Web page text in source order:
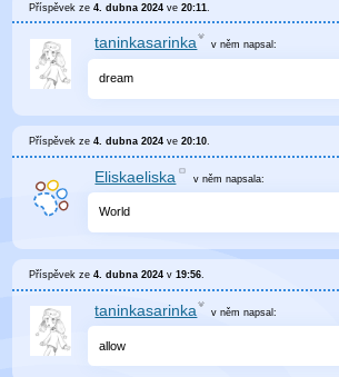
Příspěvek ze4. dubna 2024 ve20:11
taninkasarinka v něm napsal:
dream
Příspěvek ze4. dubna 2024 ve20:10
Eliskaeliska v němnapsala:
World
Příspěvek ze4. dubna 2024 v19:56.
taninkasarinka v něm napsal:
allow